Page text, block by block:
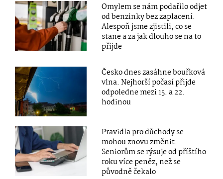
Omylem se nám podařilo odjet
od benzinky bez zaplacení.
Alespoň jsme zjistili, co se
stane a za jak dlouho se na to
přijde
Česko dnes zasáhne bouřková
vlna. Nejhorší počasí přijde
odpoledne mezi 15. a 22.
hodinou
Pravidla pro důchody se
mohou znovu změnit.
Seniorům se rýsuje od příštího
roku více peněz, než se
původně čekalo